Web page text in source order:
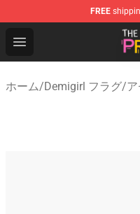
FREE
Open menu
The Pride Shop -
ホーム/Demigirl フラグ/